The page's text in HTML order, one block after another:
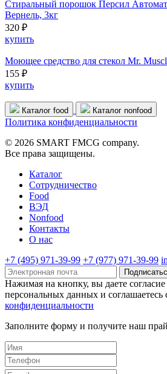
Стиральный порошок Персил
Вернель, 3кг
320 ₽
купить
Моющее средство для стекол Mr.
155 ₽
купить
Каталог food Каталог nonfood
Политика конфиденциальности
© 2026 SMART FMCG company.
Все права защищены.
Каталог
Cотрудничество
Food
ВЭД
Nonfood
Контакты
О нас
+7 (495) 971-39-99 +7 (977) 971-39-99
Нажимая на кнопку, вы даете
персональных данных и соглашаетесь
конфиденциальности
Заполните форму и получите наш